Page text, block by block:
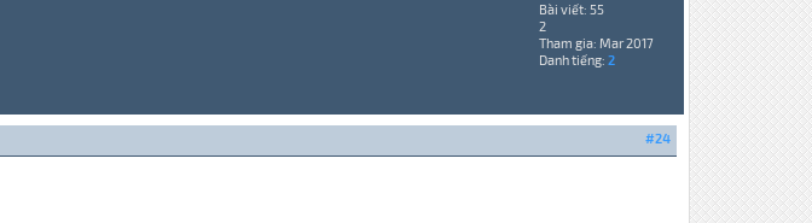
Bài viết: 55
2
Tham gia: Mar 2017
Danh tiếng: 2
#24